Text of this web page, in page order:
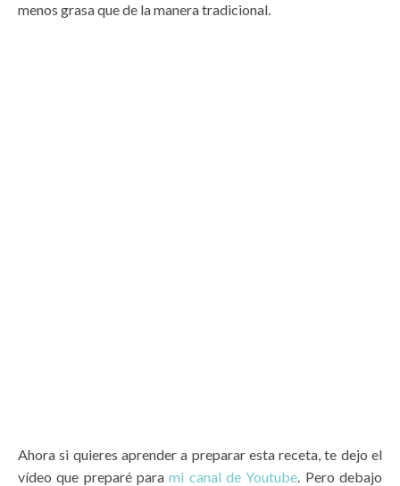
menos grasa que de la manera tradicional.
Ahora si quieres aprender a preparar esta receta, te dejo el
vídeo que preparé parami canal de Youtube. Pero debajo